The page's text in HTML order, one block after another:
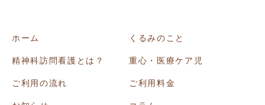
ホーム くるみのこと
精神科訪問看護とは？ 重心・医療ケア児
ご利用の流れ ご利用料金